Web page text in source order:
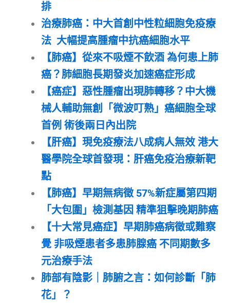
排
治療肺癌：中大首創中性粒細胞免疫療
法 大幅提高腫瘤中抗癌細胞水平
【肺癌】從來不吸煙不飲酒 為何患上肺
癌？肺細胞長期發炎加速癌症形成
【癌症】惡性腫瘤出現肺轉移？中大機
械人輔助無創「微波叮熟」癌細胞全球
首例 術後兩日內出院
【肝癌】現免疫療法八成病人無效 港大
醫學院全球首發現：肝癌免疫治療新靶
點
【肺癌】早期無病徵 57%新症屬第四期
「大包圍」檢測基因 精準狙擊晚期肺癌
【十大常見癌症】早期肺癌病徵或難察
覺 非吸煙患者多患肺腺癌 不同期數多
元治療手法
肺部有陰影｜肺腑之言：如何診斷「肺
花」？